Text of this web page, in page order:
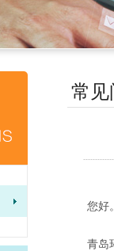
常见
您好。
青岛